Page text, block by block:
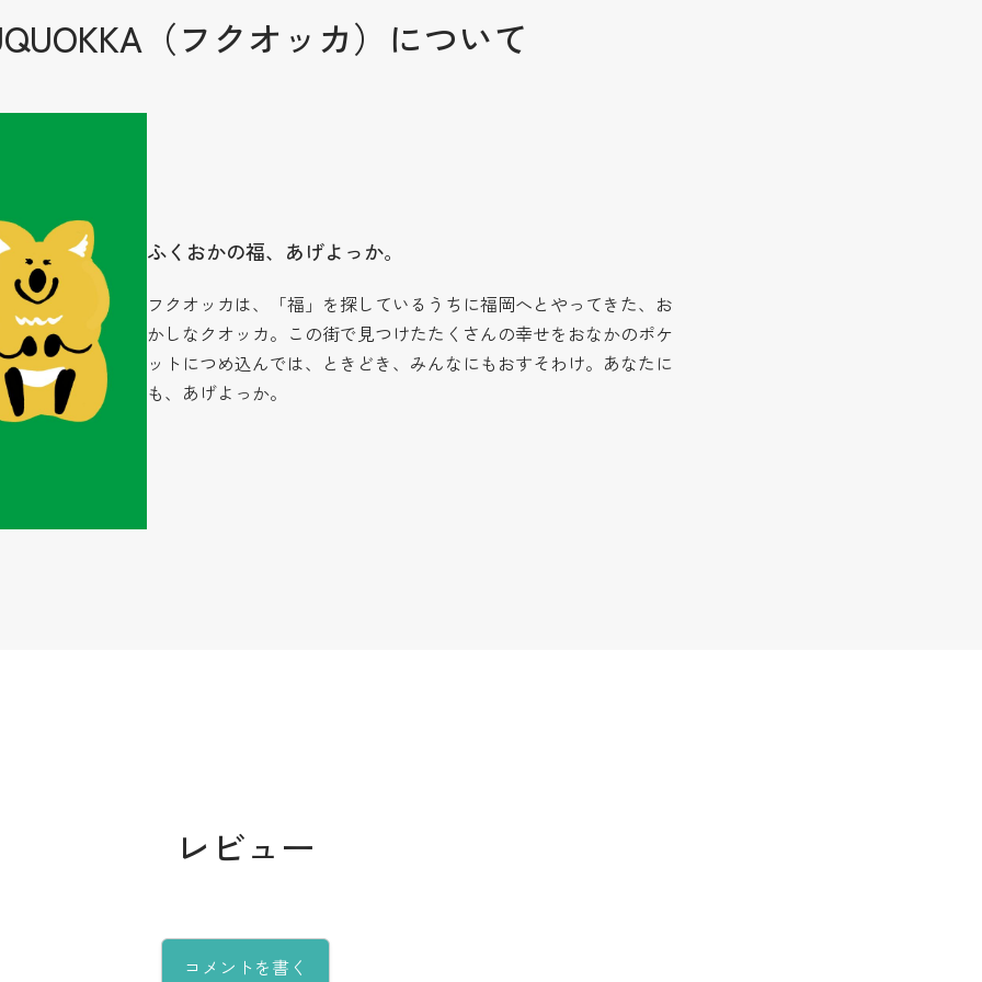
（フクオッカ）について
ふくおかの福、あげよっか。
フクオッカは、「福」を探しているうちに福岡へとやってきた、お
かしなクオッカ。この街で見つけたたくさんの幸せをおなかのポケ
ットにつめ込んでは、ときどき、みんなにもおすそわけ。あなたに
も、あげよっか。
レビュー
コメントを書く